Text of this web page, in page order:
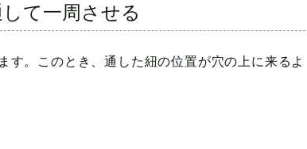
て一周させる
。このとき、通した紐の位置が穴の上に来るよ